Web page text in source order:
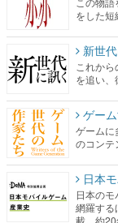
をした短
新世
これか
を追い、
ゲー
ゲームに
のコンテ
日本
日本の
網羅する